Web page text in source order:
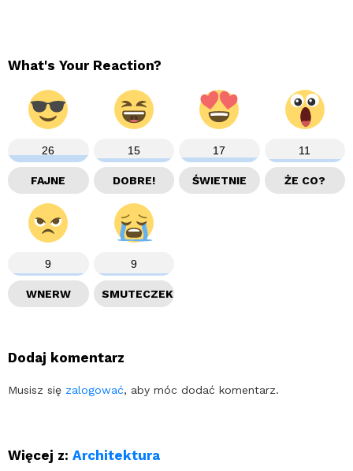
What's Your Reaction?
26
FAJNE
15
DOBRE!
17
ŚWIETNIE
11
ŻE CO?
9
WNERW
9
SMUTECZEK
Dodaj komentarz
Musisz się zalogować, aby móc dodać komentarz.
Więcej z: Architektura